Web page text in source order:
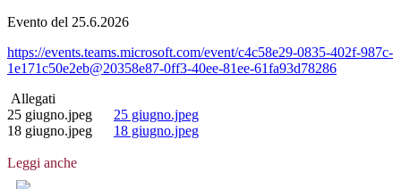
Evento del 25.6.2026
https://events.teams.microsoft.com/event/c4c58e29-0835-402f-987c-
1e171c50e2eb@20358e87-0ff3-40ee-81ee-61fa93d78286
Allegati
25 giugno.jpeg
25 giugno.jpeg
18 giugno.jpeg
18 giugno.jpeg
Leggi anche